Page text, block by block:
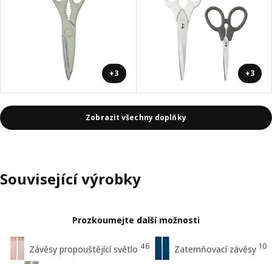
+3 +3
Zobrazit všechny doplňky
Související výrobky
Prozkoumejte další možnosti
Závěsy propouštějící světlo 46 Zatemňovací závěsy 10